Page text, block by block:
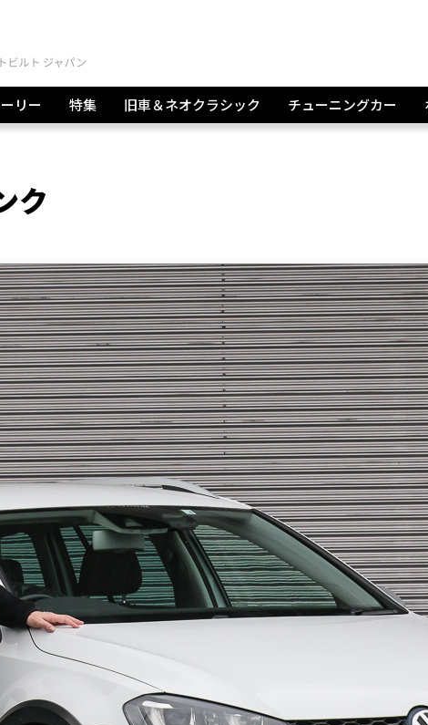
リー 特集 旧車＆ネオクラシック チューニングカー
ク